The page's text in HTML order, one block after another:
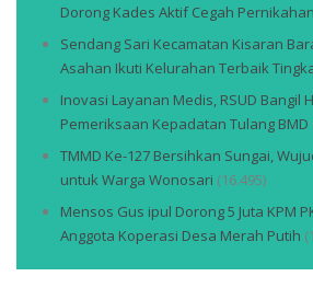
Dorong Kades Aktif Cegah
Sendang Sari Kecamatan Kisaran
Asahan Ikuti Kelurahan Terbaik
Inovasi Layanan Medis, RSUD Bangil
Pemeriksaan Kepadatan Tulang BMD
TMMD Ke-127 Bersihkan Sungai,
untuk Warga Wonosari (16.495)
Mensos Gus ipul Dorong 5 Juta KPM
Anggota Koperasi Desa Merah Putih